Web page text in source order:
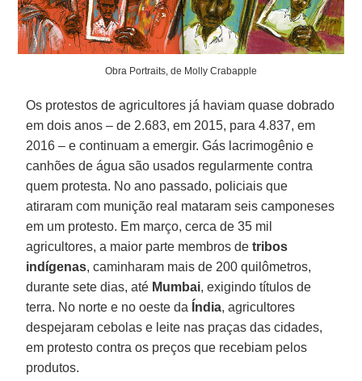
Obra Portraits, de Molly Crabapple
Os protestos de agricultores já haviam quase dobrado
em dois anos – de 2.683, em 2015, para 4.837, em
2016 – e continuam a emergir. Gás lacrimogênio e
canhões de água são usados regularmente contra
quem protesta. No ano passado, policiais que
atiraram com munição real mataram seis camponeses
em um protesto. Em março, cerca de 35 mil
agricultores, a maior parte membros de tribos
indígenas, caminharam mais de 200 quilômetros,
durante sete dias, até Mumbai, exigindo títulos de
terra. No norte e no oeste da Índia, agricultores
despejaram cebolas e leite nas praças das cidades,
em protesto contra os preços que recebiam pelos
produtos.